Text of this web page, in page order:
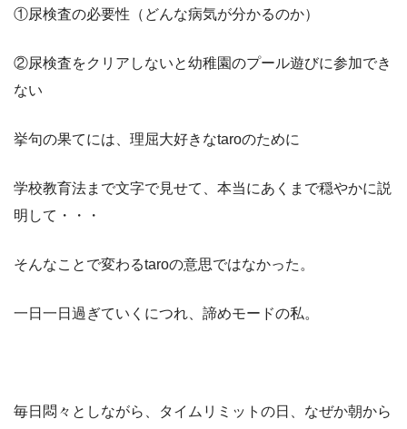
①尿検査の必要性（どんな病気が分かるのか）
②尿検査をクリアしないと幼稚園のプール遊びに参加でき
ない
挙句の果てには、理屈大好きなtaroのために
学校教育法まで文字で見せて、本当にあくまで穏やかに説
明して・・・
そんなことで変わるtaroの意思ではなかった。
一日一日過ぎていくにつれ、諦めモードの私。
毎日悶々としながら、タイムリミットの日、なぜか朝から